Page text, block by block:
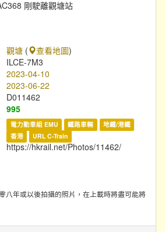
剛駛離觀塘站
觀塘 ( 查看地圖)
ILCE-7M3
2023-04-10
2023-06-22
D011462
995
電力動車組 EMU 鐵路車輛
地鐵/港鐵
香港
URL C-Train
https://hkrail.net/Photos/11462/
八年或以後拍攝的照片，在上載時將盡可能將